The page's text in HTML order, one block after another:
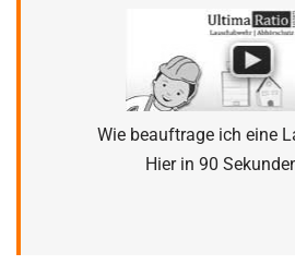
Wie beauftrage ich eine
Hier in 90